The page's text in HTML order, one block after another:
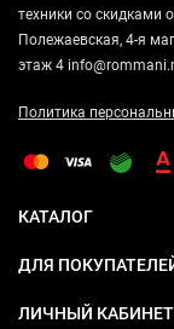
техники со скидками
Полежаевская, 4-я
этаж 4
Политика
КАТАЛОГ
ДЛЯ
ЛИЧНЫЙ КАБИНЕТ